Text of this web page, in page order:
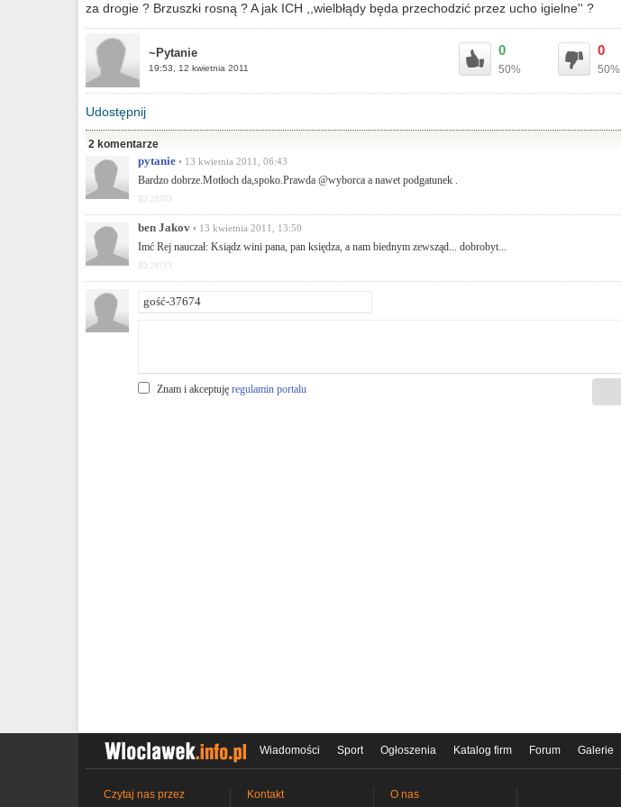
za drogie ? Brzuszki rosną ? A jak ICH ,,wielbłądy będa przechodzić przez ucho igielne'' ?
~Pytanie
19:53, 12 kwietnia 2011
0
50%
0
50%
Udostępnij
2 komentarze
pytanie • 13 kwietnia 2011, 06:43
Bardzo dobrze.Motłoch da,spoko.Prawda @wyborca a nawet podgatunek .
ID:28703
ben Jakov • 13 kwietnia 2011, 13:50
Imć Rej nauczał: Ksiądz wini pana, pan księdza, a nam biednym zewsząd... dobrobyt...
ID:28713
Znam i akceptuję regulamin portalu
Wiadomości Sport Ogłoszenia Katalog firm Forum Galerie
Czytaj nas przez Kontakt O nas